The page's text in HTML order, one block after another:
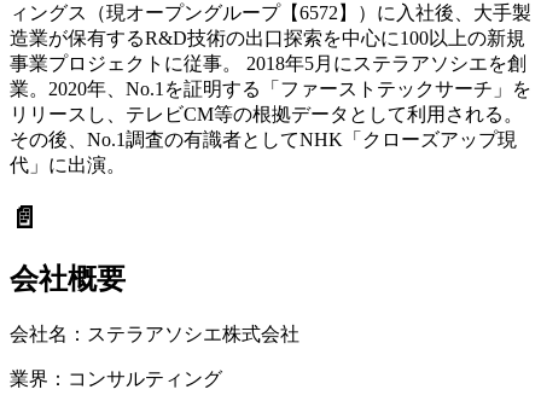
ィングス（現オープングループ【6572】）に入社後、大手製
造業が保有するR&D技術の出口探索を中心に100以上の新規
事業プロジェクトに従事。 2018年5月にステラアソシエを創
業。2020年、No.1を証明する「ファーストテックサーチ」を
リリースし、テレビCM等の根拠データとして利用される。
その後、No.1調査の有識者としてNHK「クローズアップ現
代」に出演。
📄
会社概要
会社名： ステラアソシエ株式会社
業界： コンサルティング